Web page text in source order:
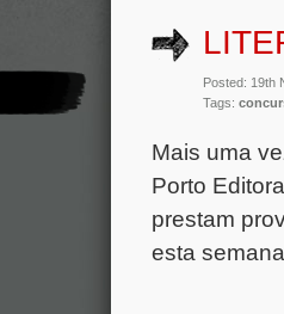
Posted: 19th
Tags:
Mais uma
Porto
prestam
esta